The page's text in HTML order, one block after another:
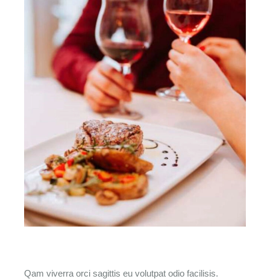
Qam viverra orci sagittis eu volutpat odio facilisis.